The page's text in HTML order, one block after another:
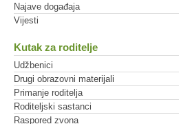
Najave događaja
Vijesti
Kutak za roditelje
Udžbenici
Drugi obrazovni materijali
Primanje roditelja
Roditeljski sastanci
Raspored zvona